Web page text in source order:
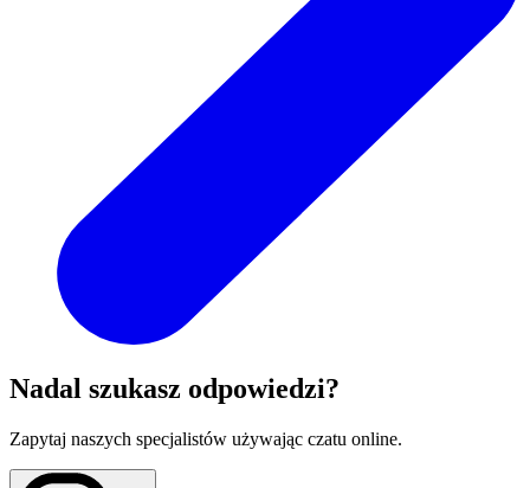
Nadal szukasz odpowiedzi?
Zapytaj naszych specjalistów używając czatu online.